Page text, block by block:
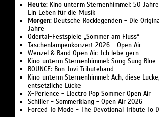
Heute: Kino unterm Sternenhimmel: 50
Ein Leben für die Musik
Morgen: Deutsche Rocklegenden - Die
Jahre
Odertal-Festspiele „Sommer am Fluss“
Taschenlampenkonzert 2026 - Open Air
Wenzel & Band Open Air: Ich lebe gern
Kino unterm Sternenhimmel: Song Sung Blue
BOUNCE: Bon Jovi Tributeband
Kino unterm Sternenhimmel: Ach, diese
entsetzliche Lücke
X-Perience - Electro Pop Sommer Open Air
Schiller - Sommerklang - Open Air 2026
Forced To Mode - The Devotional Tribute To